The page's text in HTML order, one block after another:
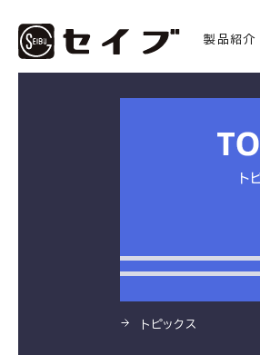
製品紹介
滑
トピックス